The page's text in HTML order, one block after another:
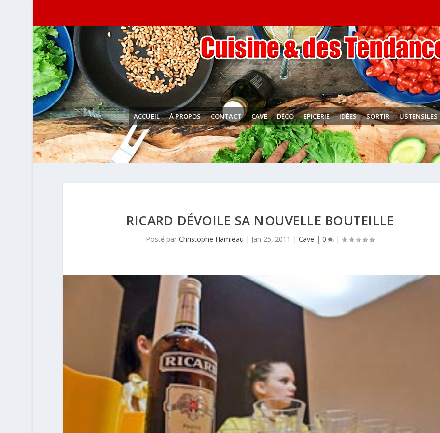
ACCUEIL À PROPOS CONTACT CAVE DÉCO EPICERIE IDÉES SORTIR USTENSILES
RICARD DÉVOILE SA NOUVELLE BOUTEILLE
Posté parChristophe Hamieau | Jan 25, 2011 |Cave |0 |